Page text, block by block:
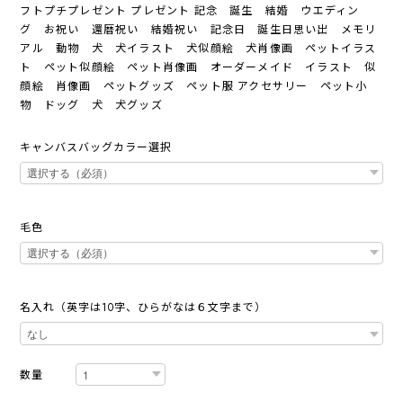
フトプチプレゼント プレゼント 記念 誕生 結婚 ウエディン
グ お祝い 還暦祝い 結婚祝い 記念日 誕生日思い出 メモリ
アル 動物 犬 犬イラスト 犬似顔絵 犬肖像画 ペットイラス
ト ペット似顔絵 ペット肖像画 オーダーメイド イラスト 似
顔絵 肖像画 ペットグッズ ペット服 アクセサリー ペット小
物 ドッグ 犬 犬グッズ
キャンバスバッグカラー選択
毛色
名入れ（英字は10字、ひらがなは６文字まで）
数量